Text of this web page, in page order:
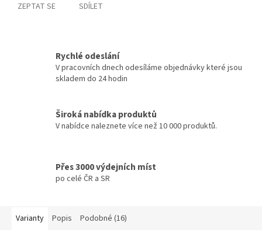
ZEPTAT SE SDÍLET
Rychlé odeslání
V pracovních dnech odesíláme objednávky které jsou
skladem do 24 hodin
Široká nabídka produktů
V nabídce naleznete více než 10 000 produktů.
Přes 3000 výdejních míst
po celé ČR a SR
Varianty Popis Podobné (16)